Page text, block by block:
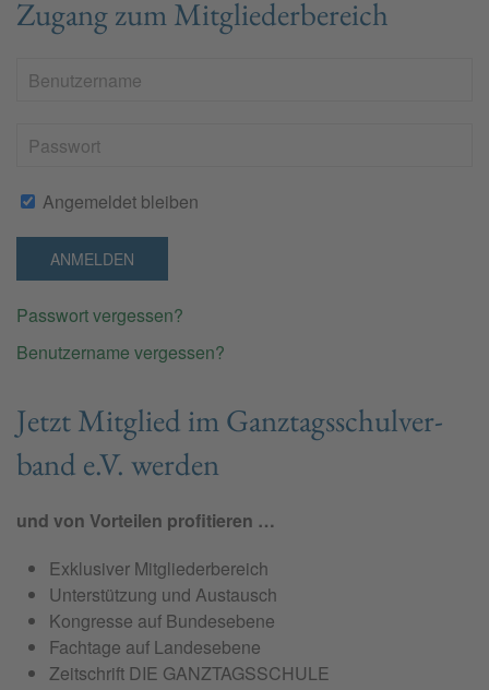
Zugang zum Mitgliederbereich
Angemeldet bleiben
ANMELDEN
Passwort vergessen?
Benutzername vergessen?
Jetzt Mit­glied im Ganz­tags­schul­ver­
band e.V. wer­den
und von Vorteilen profitieren …
Exklusiver Mitgliederbereich
Unterstützung und Austausch
Kongresse auf Bundesebene
Fachtage auf Landesebene
Zeitschrift DIE GANZTAGSSCHULE